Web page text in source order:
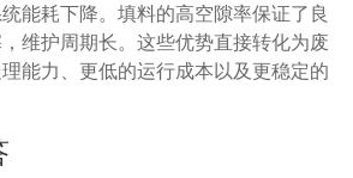
能耗下降。填料的高空隙率保证了良
维护周期长。这些优势直接转化为废
能力、更低的运行成本以及更稳定的